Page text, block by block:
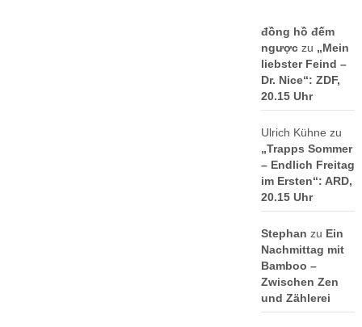
đồng hồ đếm
ngượczu „Mein
liebster Feind –
Dr. Nice“: ZDF,
20.15 Uhr
Ulrich Kühne zu
„Trapps Sommer
– Endlich Freitag
im Ersten“: ARD,
20.15 Uhr
Stephan zu Ein
Nachmittag mit
Bamboo –
Zwischen Zen
und Zählerei